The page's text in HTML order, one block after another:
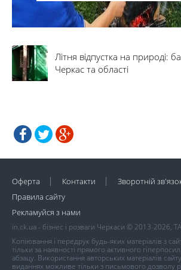
Літня відпустка на природі:
Черкас та області
Оферта Контакти
Зворотній
Правила сайту
Рекламуйся з нами
in.ck.ua - бізнес і розваги Черкаси © 2013-2026,
Копіювання і передрук будь-яких матеріалів з
тільки за наявності прямого активного
абзацу. Використання авторських матеріалів
виданнях можливе тільки з письмового дозволу